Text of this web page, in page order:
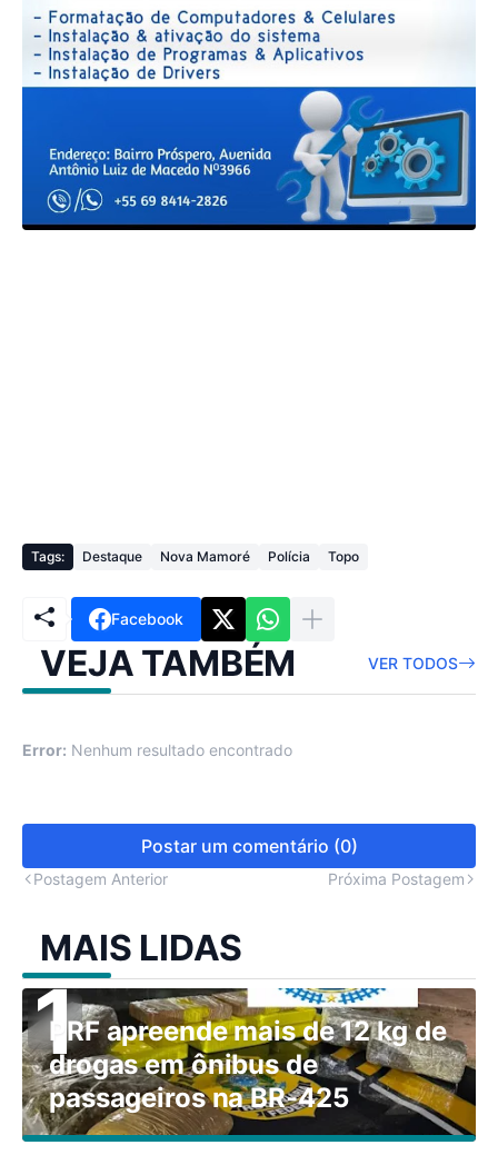
Tags: Destaque Nova Mamoré Polícia Topo
Facebook
VEJA TAMBÉM VER TODOS
Error: Nenhum resultado encontrado
Postar um comentário (0)
Postagem Anterior Próxima Postagem
MAIS LIDAS
PRF apreende mais de 12 kg de
drogas em ônibus de
passageiros na BR-425